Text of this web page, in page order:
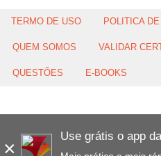
×
Use grátis o app
TERMO DE USO POLITICA
QUEM SOMOS VALIDAR
QUESTÕES E-BOOKS